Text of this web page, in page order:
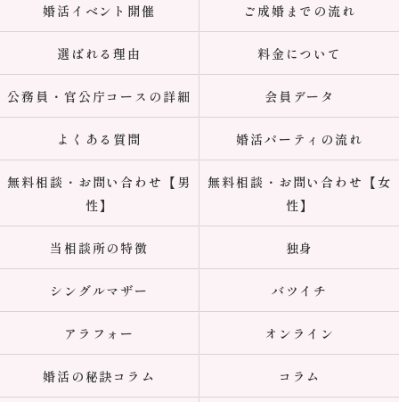
婚活イベント開催 ご成婚までの流れ
選ばれる理由 料金について
公務員・官公庁コースの詳細 会員データ
よくある質問 婚活パーティの流れ
無料相談・お問い合わせ【男
性】
無料相談・お問い合わせ【女
性】
当相談所の特徴 独身
シングルマザー バツイチ
アラフォー オンライン
婚活の秘訣コラム コラム